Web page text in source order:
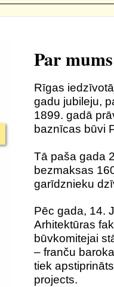
Par mums
Rīgas
gadu jubileju,
1899. gadā
baznīcas būvi
Tā paša gada
bezmaksas
garīdznieku
Pēc gada, 14.
Arhitektūras
būvkomitejai
– franču
tiek
projects.